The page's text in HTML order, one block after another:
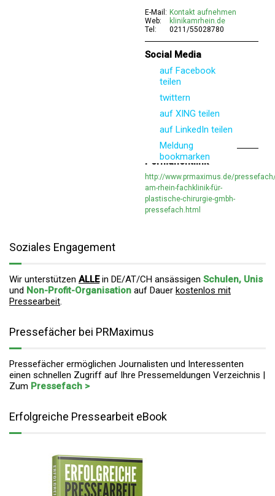
E-Mail: Kontakt aufnehmen
Web:
klinikamrhein.de
Tel:
0211/55028780
Social Media
auf Facebook
teilen
twittern
auf XING teilen
auf LinkedIn teilen
Meldung
bookmarken
Permanentlink
http://www.prmaximus.de/
am-rhein-fachklinik-für-
plastische-chirurgie-gmbh-
pressefach.html
Soziales Engagement
Wir unterstützen ALLEin DE/AT/CH ansässigen Schulen, Unis
und Non-Profit-Organisation auf Dauer kostenlos mit
Pressearbeit.
Pressefächer bei PRMaximus
Pressefächer ermöglichen Journalisten und Interessenten
einen schnellen Zugriff auf Ihre Pressemeldungen Verzeichnis |
Zum Pressefach >
Erfolgreiche Pressearbeit eBook